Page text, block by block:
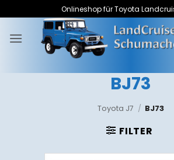
Inhalt
springen
Onlineshop für Toyota
BJ73
Toyota J7 / BJ73
FILTER